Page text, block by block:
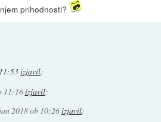
prihodnosti?
izjavil:
11:16izjavil:
2018 ob 10:26izjavil: